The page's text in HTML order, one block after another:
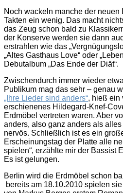
Noch wackeln manche der neuen
Takten ein wenig. Das macht
das Zeug schon bald zu
der Konserve werden sie dann
erstrahlen wie das
„Altes Gasthaus Love“ oder
Debutalbum „Das Ende der Diät“.
Zwischendurch immer wieder
Publikum mag das sehr – genau
„Ihre Lieder sind anders“, hieß ein
erschienenes Hildegard-Knef-
Erdmöbel vertreten waren. Aber
anders, also ganz anders als
nervös. Schließlich ist es ein
Erscheinungstag der Platte alle
spielen“, erzählte mir der Bassist
Es ist gelungen.
Berlin wird die Erdmöbel schon
bereits am 18.10.2010 spielen